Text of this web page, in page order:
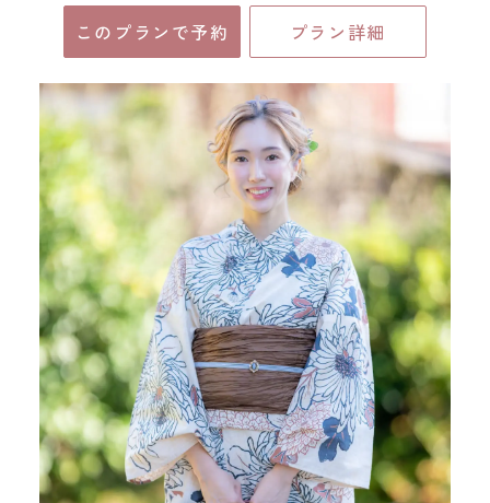
このプランで予約 プラン詳細